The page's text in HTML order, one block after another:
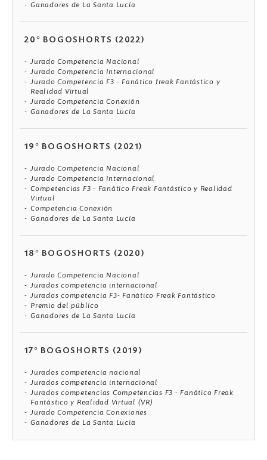
Ganadores de La Santa Lucía
20° BOGOSHORTS (2022)
Jurado Competencia Nacional
Jurado Competencia Internacional
Jurado Competencia F3 - Fanático freak Fantástico y
Realidad Virtual
Jurado Competencia Conexión
Ganadores de La Santa Lucía
19° BOGOSHORTS (2021)
Jurado Competencia Nacional
Jurado Competencia Internacional
Competencias F3 - Fanático Freak Fantástico y Realidad
Virtual
Competencia Conexión
Ganadores de La Santa Lucía
18° BOGOSHORTS (2020)
Jurado Competencia Nacional
Jurados competencia internacional
Jurados competencia F3- Fanático Freak Fantástico
Premio del público
Ganadores de La Santa Lucia
17° BOGOSHORTS (2019)
Jurados competencia nacional
Jurados competencia internacional
Jurados competencias Competencias F3 - Fanático Freak
Fantástico y Realidad Virtual (VR)
Jurado Competencia Conexiones
Ganadores de La Santa Lucia